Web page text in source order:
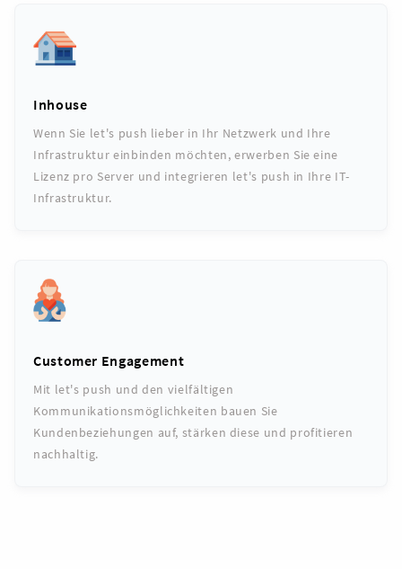
Inhouse
Wenn Sie let's push lieber in Ihr Netzwerk und Ihre
Infrastruktur einbinden möchten, erwerben Sie eine
Lizenz pro Server und integrieren let's push in Ihre IT-
Infrastruktur.
Customer Engagement
Mit let's push und den vielfältigen
Kommunikationsmöglichkeiten bauen Sie
Kundenbeziehungen auf, stärken diese und profitieren
nachhaltig.